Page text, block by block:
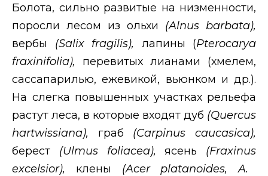
Болота, сильно развитые на низменности,
поросли лесом из ольхи (Alnus barbata),
вербы (Salix fragilis), лапины (Pterocarya
fraxinifolia), перевитых лианами (хмелем,
сассапарилью, ежевикой, вьюнком и др.).
На слегка повышенных участках рельефа
растут леса, в которые входят дуб (Quercus
hartwissiana), граб (Carpinus caucasica),
берест (Ulmus foliacea),ясень (Fraxinus
excelsior), клены (Acer platanoides,A.